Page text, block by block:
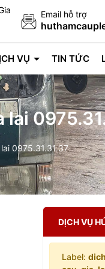
Email hỗ trợ
VỤ TIN TỨC
lai
0975.31.31.37
DỊCH VỤ
Label: